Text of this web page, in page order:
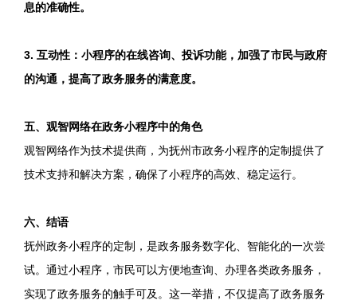
息的准确性。
3. 互动性：小程序的在线咨询、投诉功能，加强了市民与政府
的沟通，提高了政务服务的满意度。
五、观智网络在政务小程序中的角色
观智网络作为技术提供商，为抚州市政务小程序的定制提供了
技术支持和解决方案，确保了小程序的高效、稳定运行。
六、结语
抚州政务小程序的定制，是政务服务数字化、智能化的一次尝
试。通过小程序，市民可以方便地查询、办理各类政务服务，
实现了政务服务的触手可及。这一举措，不仅提高了政务服务